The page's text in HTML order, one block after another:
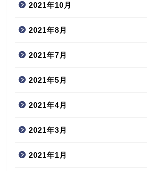
2021年10月
2021年8月
2021年7月
2021年5月
2021年4月
2021年3月
2021年1月